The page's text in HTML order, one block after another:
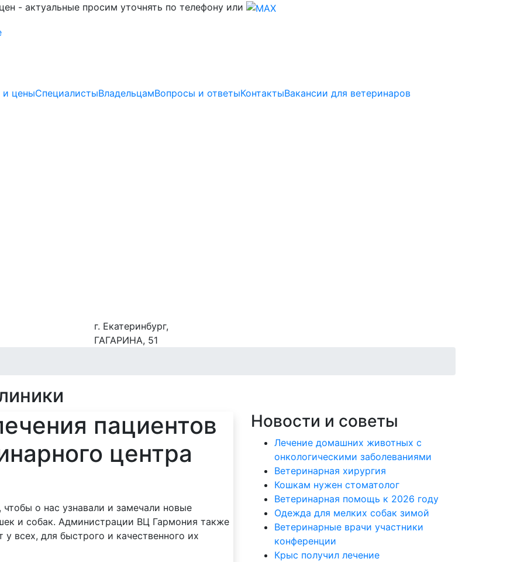
- актуальные просим уточнять по телефону или
и ценыСпециалистыВладельцамВопросы и ответыКонтактыВакансии для ветеринаров
г. Екатеринбург,
ГАГАРИНА, 51
пациентов
центра
о нас узнавали и замечали новые
и собак. Администрации ВЦ Гармония также
всех, для быстрого и качественного их
Новости и советы
Лечение домашних животных с
онкологическими заболеваниями
Ветеринарная хирургия
Кошкам нужен стоматолог
Ветеринарная помощь к 2026 году
Одежда для мелких собак зимой
Ветеринарные врачи участники
конференции
Крыс получил лечение